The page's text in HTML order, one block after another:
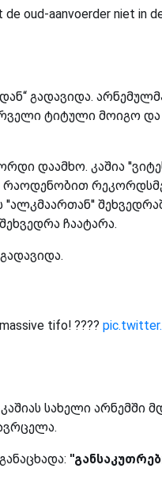
oud-aanvoerder niet in
გადავიდა.
ტიტული მოიგო
დაამხო. კაშია
რაოდენობით
ჩაატარა.
tifo! ????
სახელი არნემში